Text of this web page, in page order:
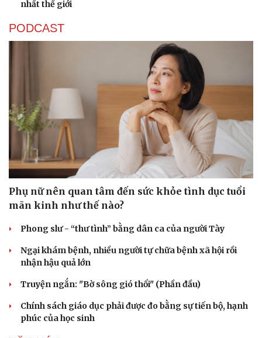
Săn Tour
check-in
Podcast
Câu chuyện thời sự
Đọc truyện đêm khuya
Cửa sổ tình yêu
Kể chuyện cho bé
Hạt giống tâm hồn
nhất thế giới
PODCAST
Phụ nữ nên quan tâm đến sức khỏe tình dục tuổi
mãn kinh như thế nào?
Phong slư - “thư tình” bằng dân ca của người Tày
Ngại khám bệnh, nhiều người tự chữa bệnh xã hội rồi
nhận hậu quả lớn
Truyện ngắn: "Bờ sông gió thổi" (Phần đầu)
Chính sách giáo dục phải được đo bằng sự tiến bộ, hạnh
phúc của học sinh